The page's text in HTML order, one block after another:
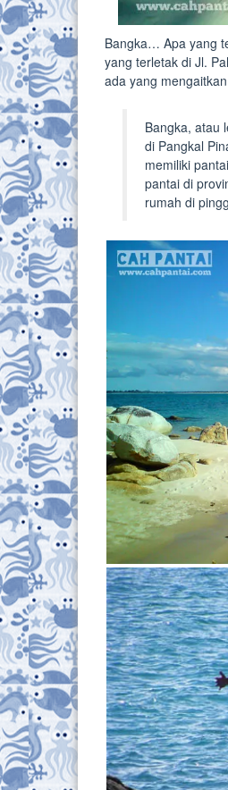
Bangka… Apa yang
yang terletak di Jl.
ada yang
Bangka, atau
di Pangkal
memiliki
pantai di
rumah di